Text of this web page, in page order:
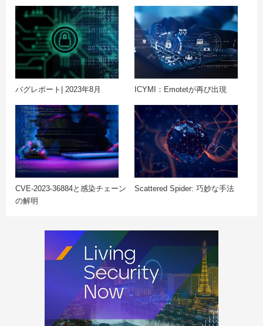
バグレポート| 2023年8月 ICYMI：Emotetが再び出現
CVE-2023-36884と感染チェーン
の解明
Scattered Spider: 巧妙な手法